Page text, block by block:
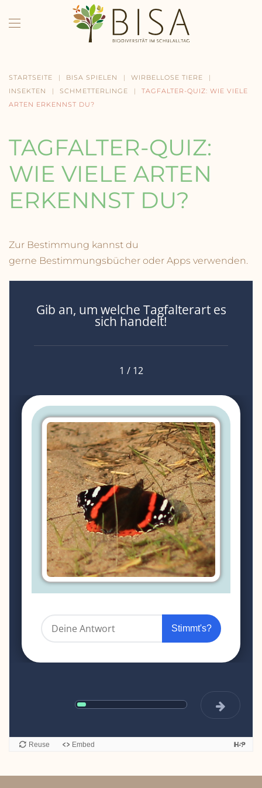
Skip to main content
STARTSEITE BISA SPIELEN
WIRBELLOSE TIERE
INSEKTEN
SCHMETTERLINGE
TAGFALTER-QUIZ: WIE VIELE
ARTEN ERKENNST DU?
TAGFALTER-QUIZ:
WIE VIELE ARTEN
ERKENNST DU?
Zur Bestimmung kannst du
gerne Bestimmungsbücher oder Apps verwenden.